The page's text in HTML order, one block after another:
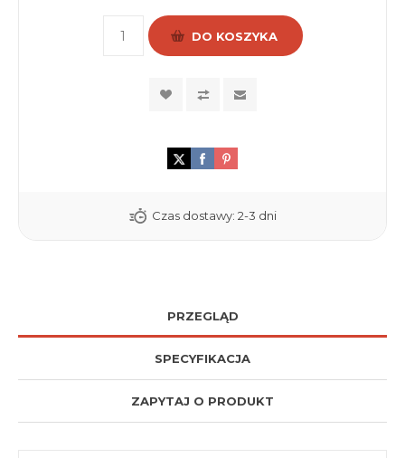
DO KOSZYKA
Czas dostawy: 2-3 dni
PRZEGLĄD
SPECYFIKACJA
ZAPYTAJ O PRODUKT